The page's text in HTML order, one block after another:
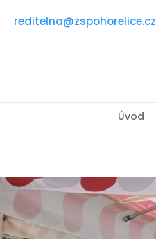
reditelna@zspohorelice.cz
Úvod